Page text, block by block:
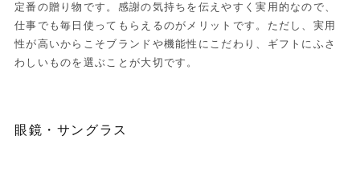
定番の贈り物です。感謝の気持ちを伝えやすく実用的なので、
仕事でも毎日使ってもらえるのがメリットです。ただし、実用
性が高いからこそブランドや機能性にこだわり、ギフトにふさ
わしいものを選ぶことが大切です。
眼鏡・サングラス